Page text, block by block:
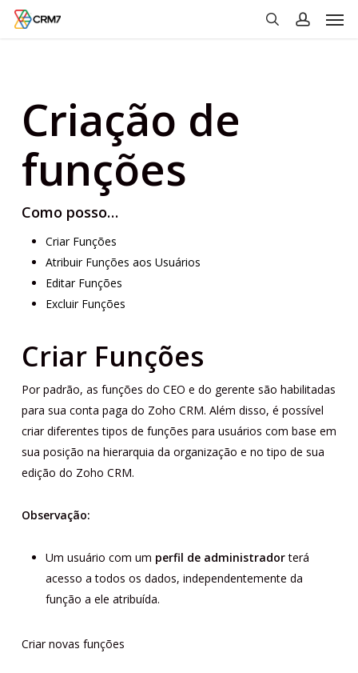
Skip
Criação de
funções
Como posso…
Criar Funções
Atribuir Funções aos Usuários
Editar Funções
Excluir Funções
Criar Funções
Por padrão, as funções do CEO e do gerente são habilitadas
para sua conta paga do Zoho CRM. Além disso, é possível
criar diferentes tipos de funções para usuários com base em
sua posição na hierarquia da organização e no tipo de sua
edição do Zoho CRM.
Observação:
Um usuário com um perfil de administradorterá
acesso a todos os dados, independentemente da
função a ele atribuída.
Criar novas funções